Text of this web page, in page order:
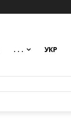
. . . УКР